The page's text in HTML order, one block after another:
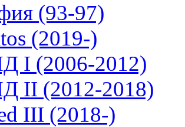
(93-97)
(2019-)
I (2006-2012)
II (2012-2018)
III (2018-)